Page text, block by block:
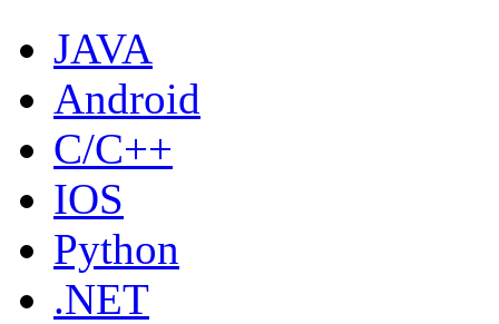
JAVA
Android
C/C++
IOS
Python
.NET